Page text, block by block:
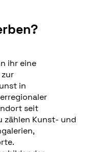
ihr eine
in
seit
zählen Kunst- und